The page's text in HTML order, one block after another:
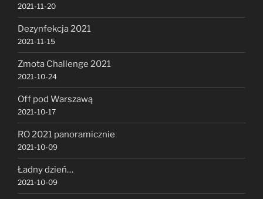
2021-11-20
Dezynfekcja 2021
2021-11-15
Zmota Challenge 2021
2021-10-24
Off pod Warszawą
2021-10-17
RO 2021 panoramicznie
2021-10-09
Ładny dzień…
2021-10-09